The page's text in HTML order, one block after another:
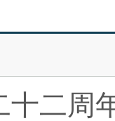
十二周